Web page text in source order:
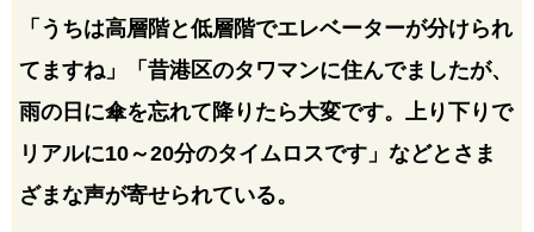
「うちは高層階と低層階でエレベーターが分けられ
てますね」「昔港区のタワマンに住んでましたが、
雨の日に傘を忘れて降りたら大変です。上り下りで
リアルに10～20分のタイムロスです」などとさま
ざまな声が寄せられている。